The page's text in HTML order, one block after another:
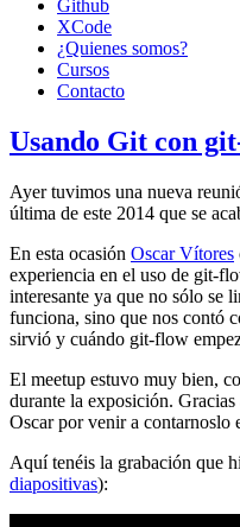
Github
XCode
¿Quienes somos?
Cursos
Contacto
Usando Git con
Ayer tuvimos una nueva
última de este 2014 que se
En esta ocasión Oscar Vítores
experiencia en el uso de git-
interesante ya que no sólo se
funciona, sino que nos contó
sirvió y cuándo git-flow
El meetup estuvo muy bien,
durante la exposición.
Oscar por venir a contarnoslo
Aquí tenéis la grabación que
diapositivas):